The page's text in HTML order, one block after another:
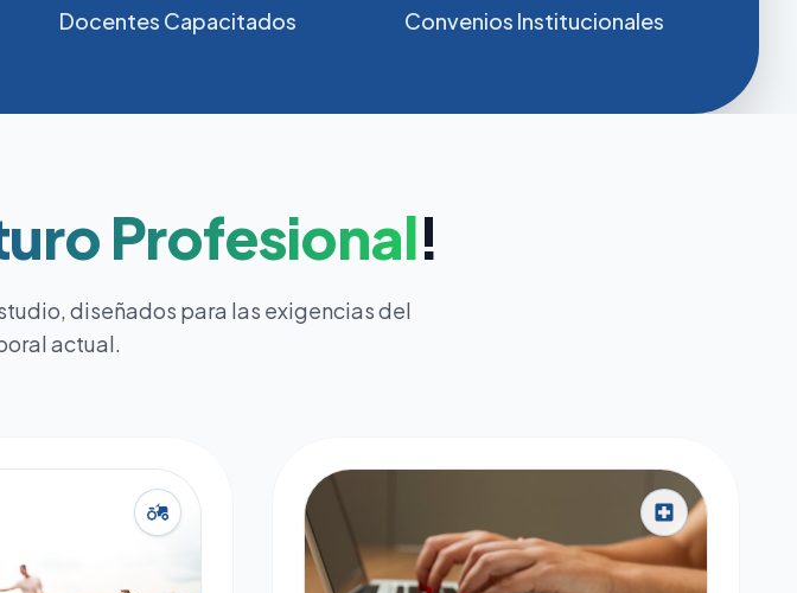
Docentes Capacitados Convenios Institucionales
Profesional!
diseñados para las exigencias del
actual.
agriculture local_hospital